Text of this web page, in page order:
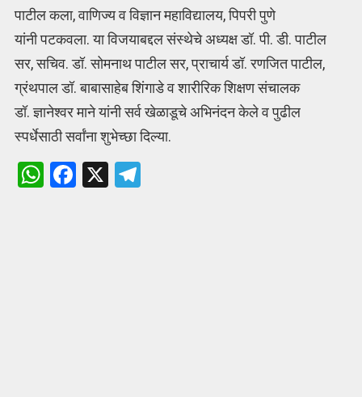
पाटील कला, वाणिज्य व विज्ञान महाविद्यालय, पिपरी पुणे
यांनी पटकवला. या विजयाबद्दल संस्थेचे अध्यक्ष डॉ. पी. डी. पाटील
सर, सचिव. डॉ. सोमनाथ पाटील सर, प्राचार्य डॉ. रणजित पाटील,
ग्रंथपाल डॉ. बाबासाहेब शिंगाडे व शारीरिक शिक्षण संचालक
डॉ. ज्ञानेश्वर माने यांनी सर्व खेळाडूचे अभिनंदन केले व पुढील
स्पर्धेसाठी सर्वांना शुभेच्छा दिल्या.
W F X T